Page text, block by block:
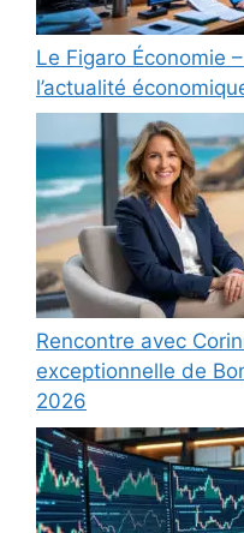
Le Figaro Économie
l’actualité
Rencontre avec
exceptionnelle de
2026